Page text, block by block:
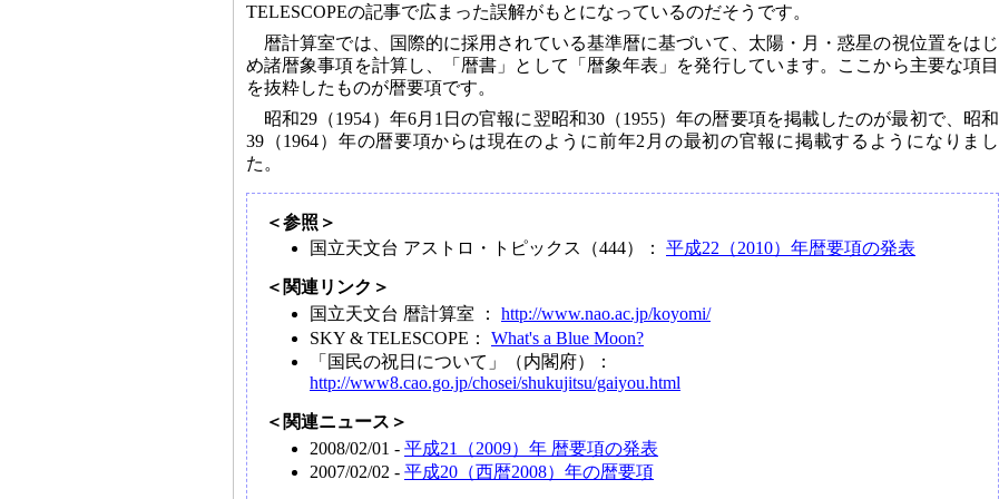
TELESCOPEの記事で広まった誤解がもとになっているのだそうです。
暦計算室では、国際的に採用されている基準暦に基づいて、太陽・月・惑星の視位置をはじ
め諸暦象事項を計算し、「暦書」として「暦象年表」を発行しています。ここから主要な項目
を抜粋したものが暦要項です。
昭和29（1954）年6月1日の官報に翌昭和30（1955）年の暦要項を掲載したのが最初で、昭和
39（1964）年の暦要項からは現在のように前年2月の最初の官報に掲載するようになりまし
た。
＜参照＞
国立天文台 アストロ・トピックス（444）： 平成22（2010）年暦要項の発表
＜関連リンク＞
国立天文台 暦計算室 ： http://www.nao.ac.jp/koyomi/
SKY & TELESCOPE： What's a Blue Moon?
「国民の祝日について」（内閣府）：
http://www8.cao.go.jp/chosei/shukujitsu/gaiyou.html
＜関連ニュース＞
2008/02/01 - 平成21（2009）年 暦要項の発表
2007/02/02 - 平成20（西暦2008）年の暦要項